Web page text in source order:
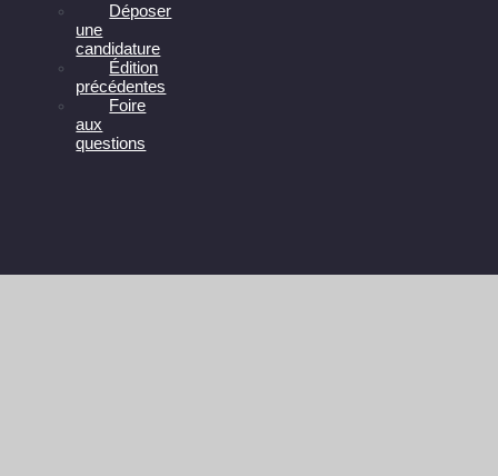
Déposer
une
candidature
Édition
précédentes
Foire
aux
questions